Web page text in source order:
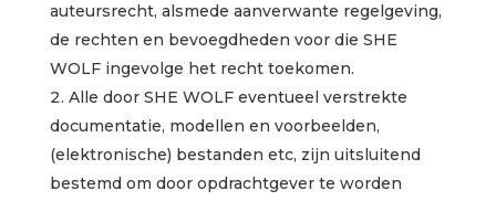
auteursrecht, alsmede aanverwante regelgeving,
de rechten en bevoegdheden voor die SHE
WOLF ingevolge het recht toekomen.
Alle door SHE WOLF eventueel verstrekte
documentatie, modellen en voorbeelden,
(elektronische) bestanden etc, zijn uitsluitend
bestemd om door opdrachtgever te worden